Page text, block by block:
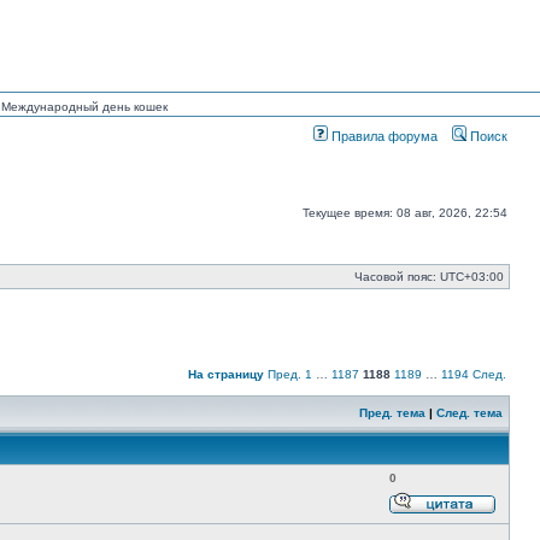
день кошек
Правила форума Поиск
Текущее время: 08 авг, 2026, 22:54
Часовой пояс: UTC+03:00
На страницу Пред. 1 1187 1188 1189 1194 След.
Пред. тема | След. тема
0